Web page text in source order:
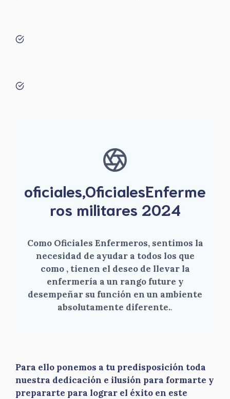
oficiales,OficialesEnferme
ros militares 2024
Como Oficiales Enfermeros, sentimos la
necesidad de ayudar a todos los que
como , tienen el deseo de llevar la
enfermería a un rango future y
desempeñar su función en un ambiente
absolutamente diferente..
Para ello ponemos a tu predisposición toda
nuestra dedicación e ilusión para formarte y
prepararte para lograr el éxito en este